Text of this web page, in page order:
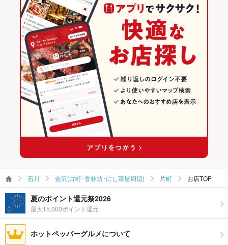
お子様連れ お子様連れOK
ウェディン
グパーティ
ー二次会
宴会二次会・打ち上げなどお気軽にお問合せください
－
金沢(片町･香林坊･にし茶屋周辺)の焼肉・ホルモンランキング
片町のグルメランキング
片町の焼肉・ホルモンランキング
石川 金沢(片町･香林坊･にし茶屋周辺) 片町 お店TOP
夏のポイント還元祭2026
最大15,000ポイント還元
ホットペッパーグルメについて